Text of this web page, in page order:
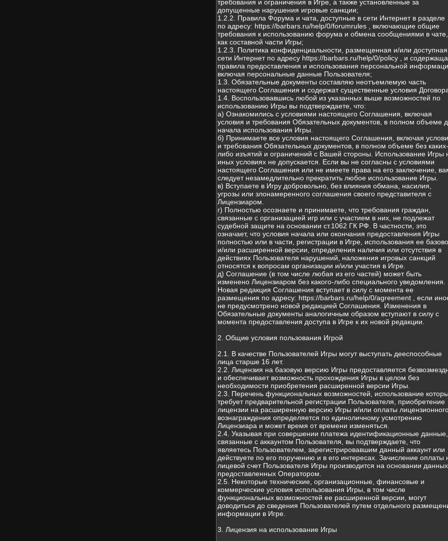
требования и ограничения в Игре, а также установленные за
допущенные нарушения игровые санкции;
1.2.2. Правила Форума и чата, доступные в сети Интернет в разделе
по адресу: https://barbars.ru/help/0/forumrules , включающие общие
требования к использованию форума и обмена сообщениями в чате,
как составной части Игры;
1.2.3. Политика конфиденциальности, размещенная и/или
сети Интернет по адресу https://barbars.ru/help/0/policy , и
правила предоставления и использования персональной
включая персональные данные Пользователя;
1.3. Обязательные документы составляю неотъемлемую часть
настоящего Соглашения и содержат существенные условия
1.4. Воспользовавшись любой из указанных выше возможностей по
использованию Игры вы подтверждаете, что:
а) Ознакомились с условиями настоящего Соглашения, включая
условия и требования Обязательных документов, в полном объеме
начала использования Игры.
б) Принимаете все условия настоящего Соглашения, включая
и требования Обязательных документов, в полном объеме без каких-
либо изъятий и ограничений с Вашей стороны. Использование Игры
иных условиях не допускается. Если вы не согласны с условиями
настоящего Соглашения или не имеете права на его заключение,
следует незамедлительно прекратить любое использование Игры.
в) Вступаете в Игру добровольно, без влияния обмана, насилия,
угрозы или злонамеренного соглашения своего представителя с
Лицензиаром.
г) Полностью осознаете и принимаете, что требования граждан,
связанные с организацией игр или с участием в них, не подлежат
судебной защите на основании ст.1062 ГК РФ. В частности, это
означает, что условия начала или окончания предоставления Игры
полностью или в части, регистрации в Игре, использования ее
и/или расширенной версии, определения наличия или отсутствия в
действиях Пользователя нарушений, наложения игровых санкций
относятся к вопросам организации и/или участия в Игре.
д) Соглашение (в том числе любая из его частей) может быть
изменено Лицензиаром без какого-либо специального уведомления.
Новая редакция Соглашения вступает в силу с момента ее
размещения по адресу: https://barbars.ru/help/0/agreement , если
не предусмотрено новой редакцией Соглашения. Изменения в
Обязательные документы аналогичным образом вступают в силу с
момента предоставления доступа в Игре к их новой редакции.
2. Общие условия пользования Игрой
2.1. В качестве Пользователей Игры могут выступать дееспособные
лица старше 16 лет.
2.2. Лицензия на базовую версию Игры предоставляется
и обеспечивает возможность прохождения Игры в целом без
необходимости приобретения расширенной версии Игры.
2.3. Перечень функциональных возможностей, использование
требует предварительной регистрации Пользователя, приобретение
лицензии на расширенную версию Игры и/или оплаты
вознаграждения определяется по единоличному усмотрению
Лицензиара и может время от времени изменяться.
2.4. Указывая при совершении платежа идентификационные данные,
связанные с аккаунтом Пользователя, вы подтверждаете, что
являетесь Пользователем, зарегистрировавшим данный аккаунт или
действуете по его поручению и в его интересах. Зачисление оплаты
лицевой счет Пользователя Игры производится на основании данных,
предоставленных Оператором.
2.5. Некоторые технические, организационные, финансовые и
коммерческие условия использования Игры, в том числе
функциональных возможностей ее расширенной версии, могут
доводиться до сведения Пользователей путем отдельного
информации в Игре.
3. Лицензия на использование Игры